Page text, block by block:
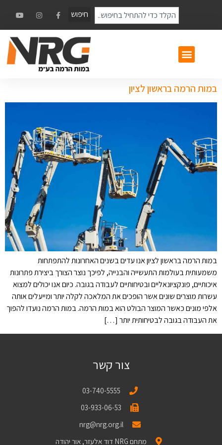
חיפוש
במות הרמה בראשון לציון
במות הרמה בראשון לציון אנו עדים בשנים האחרונות להתפתחות
משמעותית בעולמות התעשייה והבנייה, לפיכך נוצר הצורך ביצירת פתרונות
איכותיים, פונקציונאליים ובטיחותיים לעבודה בגובה. כיום אנו יכולים למצוא
עשרות מוצרים שונים אשר הופכים את המלאכה לקלה יותר ומייעלים אותה
אלפי מונים כאשר המוצר הבולט הוא במות הרמה. במות הרמה נועדו להפוך
את העבודה בגובה לבטיחותית יותר […]
צור קשר
03-740-5555
03-933-06-53
nrg@nrg.org.il
מתחם NRG דוד אלעזר, אור יהודה